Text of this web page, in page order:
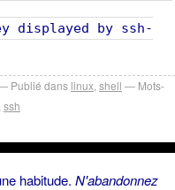
displayed by ssh-
Publié dans linux shell
Mots-
ssh
habitude. N'abandonnez